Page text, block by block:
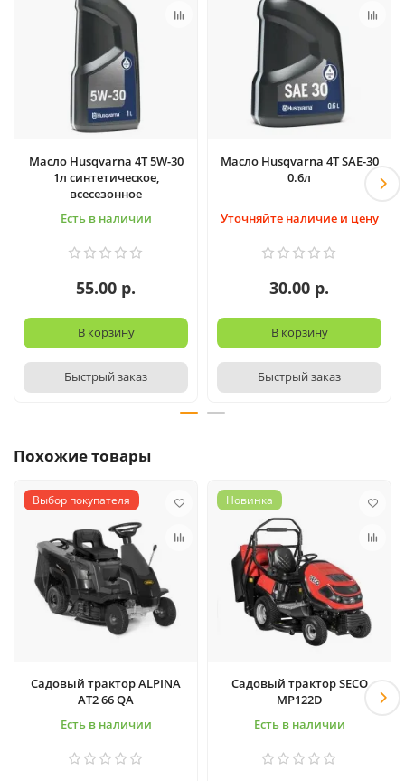
Масло Husqvarna 4T 5W-30
1л синтетическое,
всесезонное
Есть в наличии
55.00 р.
В корзину
Быстрый заказ
Масло Husqvarna 4T SAE-30
0.6л
Уточняйте наличие и цену
30.00 р.
В корзину
Быстрый заказ
Похожие товары
Выбор покупателя
Садовый трактор ALPINA
AT2 66 QA
Есть в наличии
Новинка
Садовый трактор SECO
MP122D
Есть в наличии